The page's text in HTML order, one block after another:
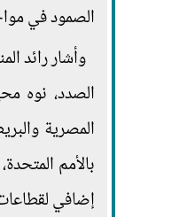
الصمود في
وأشار رائد
الصدد، نوه
بالأمم
إضافي لقطاعات